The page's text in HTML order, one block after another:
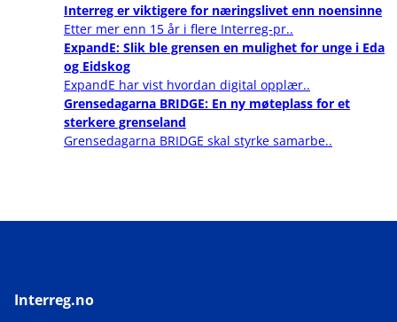
Interreg er viktigere for næringslivet enn noensinne
Etter mer enn 15 år i flere Interreg-pr..
ExpandE: Slik ble grensen en mulighet for unge i Eda
og Eidskog
ExpandE har vist hvordan digital opplær..
Grensedagarna BRIDGE: En ny møteplass for et
sterkere grenseland
Grensedagarna BRIDGE skal styrke samarbe..
Interreg.no